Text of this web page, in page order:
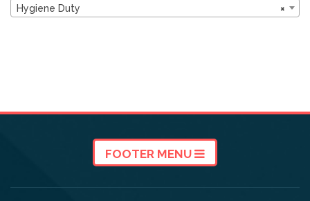
×
Hygiene Duty
FOOTER MENU